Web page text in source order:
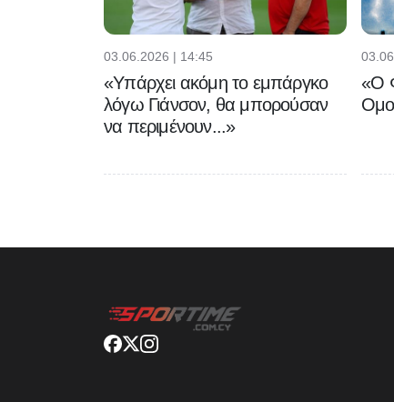
03.06.2026 | 14:45
«Υπάρχει ακόμη το εμπάργκο
λόγω Γιάνσον, θα μπορούσαν
να περιμένουν...»
«Ο